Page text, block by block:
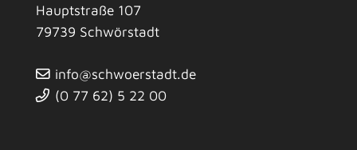
Hauptstraße 107
79739 Schwörstadt
info@schwoerstadt.de
(0 77 62) 5 22 00